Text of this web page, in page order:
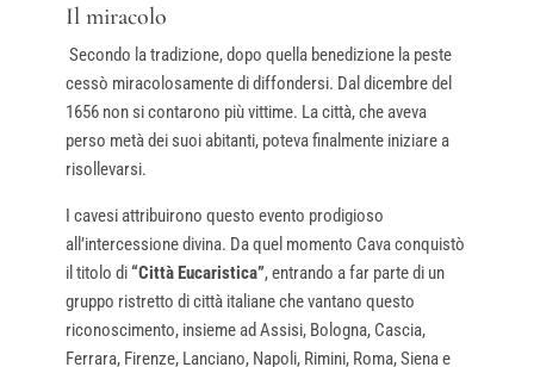
Il miracolo
Secondo la tradizione, dopo quella benedizione la peste
cessò miracolosamente di diffondersi. Dal dicembre del
1656 non si contarono più vittime. La città, che aveva
perso metà dei suoi abitanti, poteva finalmente iniziare a
risollevarsi.
I cavesi attribuirono questo evento prodigioso
all’intercessione divina. Da quel momento Cava conquistò
il titolo di“Città Eucaristica”, entrando a far parte di un
gruppo ristretto di città italiane che vantano questo
riconoscimento, insieme ad Assisi, Bologna, Cascia,
Ferrara, Firenze, Lanciano, Napoli, Rimini, Roma, Siena e